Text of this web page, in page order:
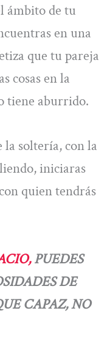
ámbito de tu
en una
que tu pareja
cosas en la
tiene aburrido.
la soltería, con la
iniciaras
quien tendrás
PUEDES
DE
CAPAZ, NO